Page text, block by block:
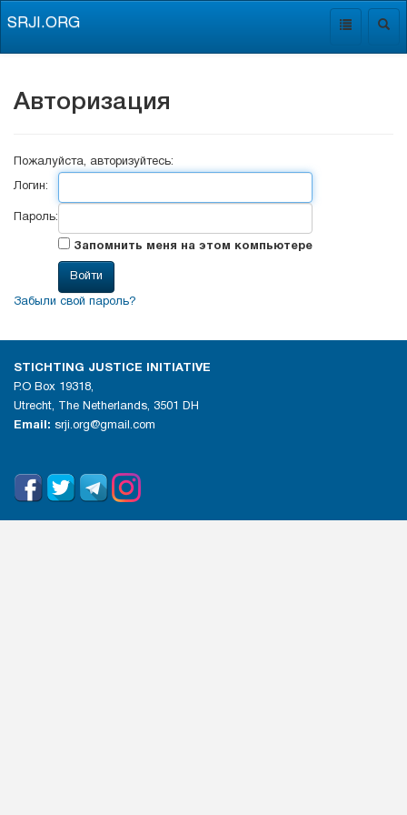
Toggle
SRJI.ORG
Авторизация
Пожалуйста, авторизуйтесь:
Логин:
Пароль:
Запомнить меня на этом компьютере
Забыли свой пароль?
STICHTING JUSTICE INITIATIVE
P.O Box 19318,
Utrecht, The Netherlands, 3501 DH
Email: srji.org@gmail.com